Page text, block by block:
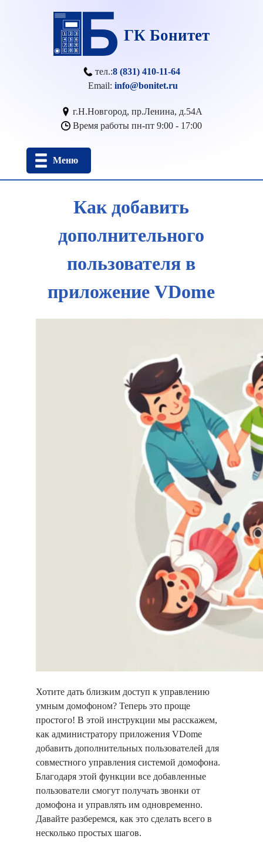
ГК Бонитет
тел.:8 (831) 410-11-64
Email: info@bonitet.ru
г.Н.Новгород, пр.Ленина, д.54А
Время работы пн-пт 9:00 - 17:00
Меню
Как добавить
дополнительного
пользователя в
приложение VDome
Хотите дать близким доступ к управлению
умным домофоном? Теперь это проще
простого! В этой инструкции мы расскажем,
как администратору приложения VDome
добавить дополнительных пользователей для
совместного управления системой домофона.
Благодаря этой функции все добавленные
пользователи смогут получать звонки от
домофона и управлять им одновременно.
Давайте разберемся, как это сделать всего в
несколько простых шагов.